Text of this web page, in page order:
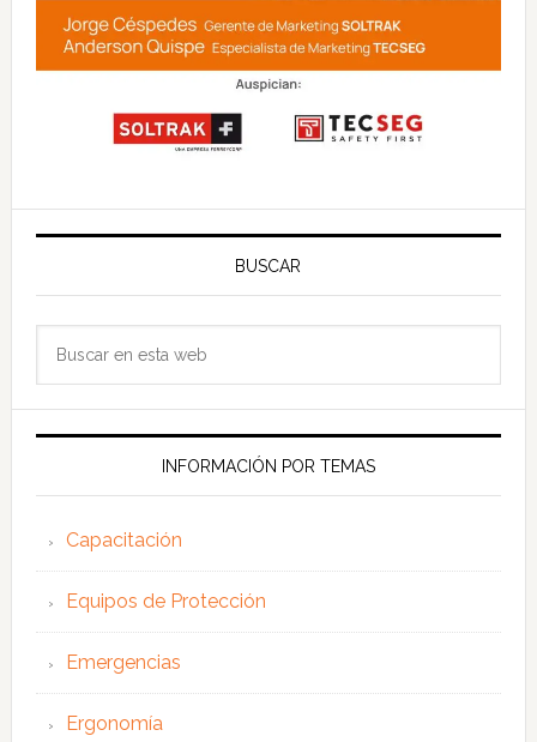
BUSCAR
web
INFORMACIÓN POR TEMAS
Capacitación
Equipos de Protección
Emergencias
Ergonomía